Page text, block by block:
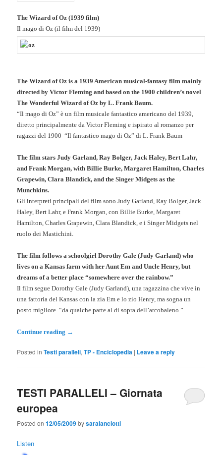
The Wizard of Oz (1939 film)
Il mago di Oz (il film del 1939)
The Wizard of Oz is a 1939 American musical-fantasy film mainly
directed by Victor Fleming and based on the 1900 children’s novel
The Wonderful Wizard of Oz by L. Frank Baum.
“Il mago di Oz” è un film musicale fantastico americano del 1939,
diretto principalmente da Victor Fleming e ispirato al romanzo per
ragazzi del 1900 “Il fantastico mago di Oz” di L. Frank Baum
The film stars Judy Garland, Ray Bolger, Jack Haley, Bert Lahr,
and Frank Morgan, with Billie Burke, Margaret Hamilton, Charles
Grapewin, Clara Blandick, and the Singer Midgets as the
Munchkins.
Gli interpreti principali del film sono Judy Garland, Ray Bolger, Jack
Haley, Bert Lahr, e Frank Morgan, con Billie Burke, Margaret
Hamilton, Charles Grapewin, Clara Blandick, e i Singer Midgets nel
ruolo dei Mastichini.
The film follows a schoolgirl Dorothy Gale (Judy Garland) who
lives on a Kansas farm with her Aunt Em and Uncle Henry, but
dreams of a better place “somewhere over the rainbow.”
Il film segue Dorothy Gale (Judy Garland), una ragazzina che vive in
una fattoria del Kansas con la zia Em e lo zio Henry, ma sogna un
posto migliore “da qualche parte al di sopra dell’arcobaleno.”
Continue reading →
Posted in Testi paralleli,TP - Enciclopedia | Leave a reply
TESTI PARALLELI – Giornata
europea
Posted on12/05/2009bysaralanciotti
Listen